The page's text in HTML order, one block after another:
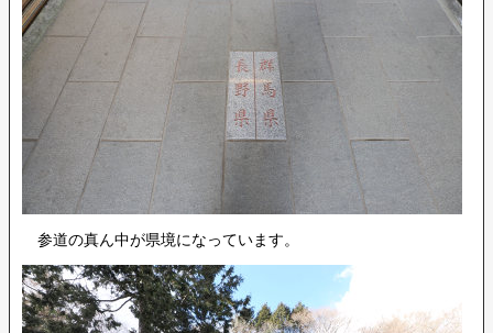
参道の真ん中が県境になっています。